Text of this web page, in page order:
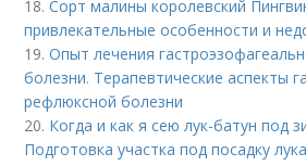
18.Сорт малины королевский
привлекательные особенности и
19.Опыт лечения
болезни. Терапевтические аспекты
рефлюксной болезни
20. Когда и как я сею лук-батун под
Подготовка участка под посадку